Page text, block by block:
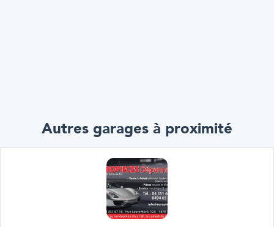
Autres garages à proximité